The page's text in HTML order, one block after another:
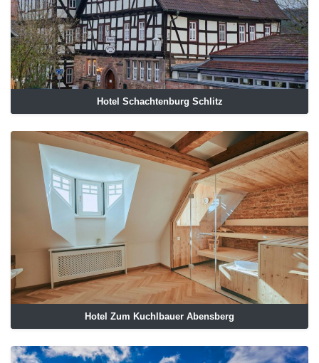
Hotel Schachtenburg Schlitz
Hotel Zum Kuchlbauer Abensberg